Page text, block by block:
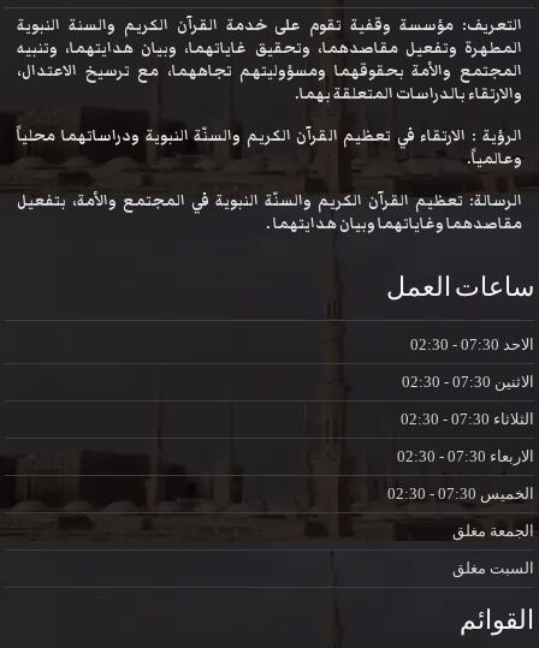
التعريف: مؤسسة وقفية تقوم على خدمة القرآن الكريم والسنة النبوية
المطهرة وتفعيل مقاصدهما، وتحقيق غاياتهما، وبيان هدايتهما، وتنبيه
المجتمع والأمة بحقوقهما ومسؤوليتهم تجاههما، مع ترسيخ الاعتدال،
والارتقاء بالدراسات المتعلقة بهما.
الرؤية : الارتقاء في تعظيم القرآن الكريم والسنّة النبوية ودراساتهما محلياً
وعالمياً.
الرسالة: تعظيم القرآن الكريم والسنّة النبوية في المجتمع والأمة، بتفعيل
مقاصدهما وغاياتهما وبيان هدايتهما .
ساعات العمل
الاحد
الاثنين
الثلاثاء
الاربعاء
الخميس
الجمعة مغلق
السبت مغلق
القوائم